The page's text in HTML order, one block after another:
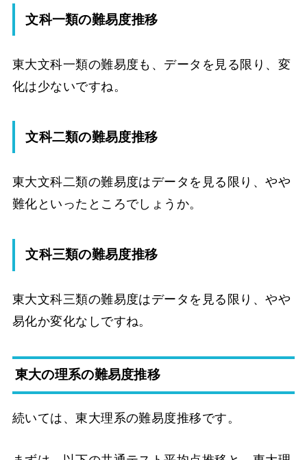
文科一類の難易度推移
東大文科一類の難易度も、データを見る限り、変
化は少ないですね。
文科二類の難易度推移
東大文科二類の難易度はデータを見る限り、やや
難化といったところでしょうか。
文科三類の難易度推移
東大文科三類の難易度はデータを見る限り、やや
易化か変化なしですね。
東大の理系の難易度推移
続いては、東大理系の難易度推移です。